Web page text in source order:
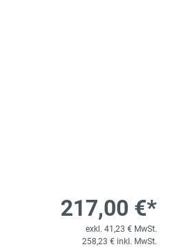
217,00 €*
exkl. 41,23 € MwSt.
258,23 € inkl. MwSt.